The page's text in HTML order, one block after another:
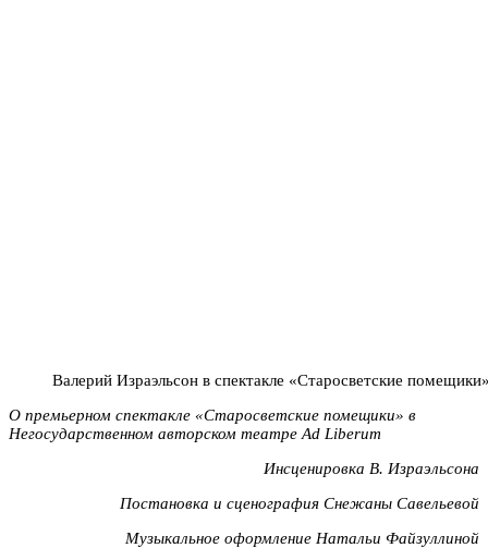
Валерий Израэльсон в спектакле «Старосветские
О премьерном спектакле «Старосветские помещики» в
Негосударственном авторском театре Ad Liberum
Инсценировка В. Израэльсона
Постановка и сценография Снежаны Савельевой
Музыкальное оформление Натальи Файзуллиной